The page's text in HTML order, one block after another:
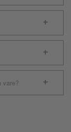
vare?